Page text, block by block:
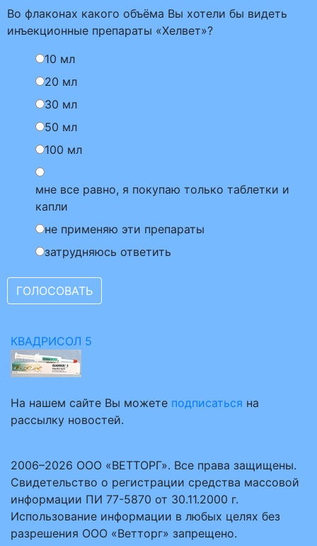
Во флаконах какого объёма Вы хотели бы видеть
инъекционные препараты «Хелвет»?
10 мл
20 мл
30 мл
50 мл
100 мл
мне все равно, я покупаю только таблетки и
капли
не применяю эти препараты
затрудняюсь ответить
КВАДРИСОЛ 5
На нашем сайте Вы можете подписаться на
рассылку новостей.
2006–2026 ООО «ВЕТТОРГ». Все права защищены.
Свидетельство о регистрации средства массовой
информации ПИ 77-5870 от 30.11.2000 г.
Использование информации в любых целях без
разрешения ООО «Ветторг» запрещено.